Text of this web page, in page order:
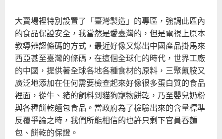
大賣場裡特別設置了「臺灣製造」的專區，強調此區內
的食品保證安全，我當然是愛臺灣的，但是電視上原本
教導辨認條碼的方式，最近好像又爆出中國產品掛馬來
西亞甚至臺灣的條碼，在這個全球化的時代，世界工廠
的中國，提供著全球各地各種食材的原料，三聚氰胺又
廣泛地添加在任何需要檢查起來好像很多蛋白質的食品
裡面，從牛、豬的飼料到貓狗寵物餅乾，乃至嬰兒奶粉
與各種餅乾麵包食品。當政府為了檢驗出來的含量標準
反覆爭論之時，我們所能相信的也許只剩下官員吞麵
包、餅乾的保證。